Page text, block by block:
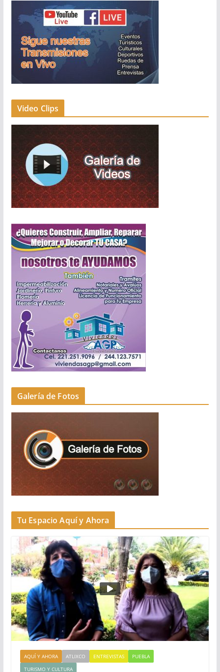
Video Clips
Galería de Fotos
Tu Espacio Aquí y Ahora
AQUÍ Y AHORA ATLIXCO ENTREVISTAS
PUEBLA
TURISMO Y CULTURA